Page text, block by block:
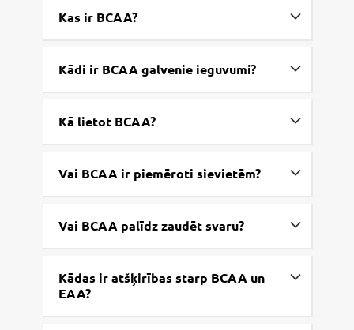
Kas ir BCAA?
Kādi ir BCAA galvenie ieguvumi?
Kā lietot BCAA?
Vai BCAA ir piemēroti sievietēm?
Vai BCAA palīdz zaudēt svaru?
Kādas ir atšķirības starp BCAA un
EAA?